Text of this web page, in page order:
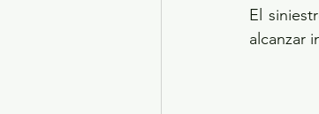
El
alcanzar